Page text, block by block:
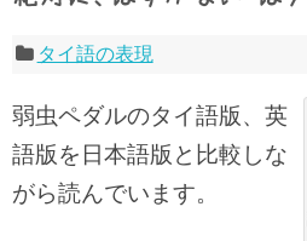
タイ語の表現
弱虫ペダルのタイ語版、英
語版を日本語版と比較しな
がら読んでいます。